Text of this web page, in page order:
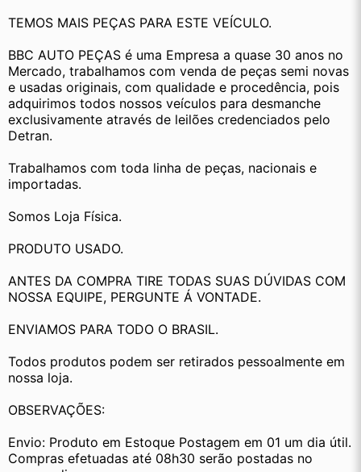
TEMOS MAIS PEÇAS PARA ESTE VEÍCULO.
BBC AUTO PEÇAS é uma Empresa a quase 30 anos no
Mercado, trabalhamos com venda de peças semi novas
e usadas originais, com qualidade e procedência, pois
adquirimos todos nossos veículos para desmanche
exclusivamente através de leilões credenciados pelo
Detran.
Trabalhamos com toda linha de peças, nacionais e
importadas.
Somos Loja Física.
PRODUTO USADO.
ANTES DA COMPRA TIRE TODAS SUAS DÚVIDAS COM
NOSSA EQUIPE, PERGUNTE Á VONTADE.
ENVIAMOS PARA TODO O BRASIL.
Todos produtos podem ser retirados pessoalmente em
nossa loja.
OBSERVAÇÕES:
Envio: Produto em Estoque Postagem em 01 um dia útil.
Compras efetuadas até 08h30 serão postadas no